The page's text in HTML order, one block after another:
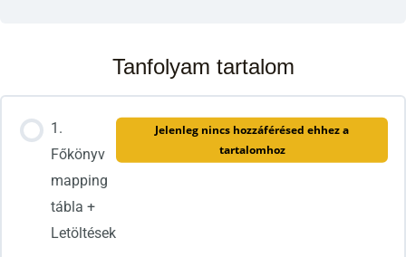
Tanfolyam tartalom
1.
Főkönyv
mapping
tábla +
Letöltések
Jelenleg nincs hozzáférésed ehhez a
tartalomhoz